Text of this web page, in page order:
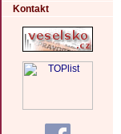
Kontakt